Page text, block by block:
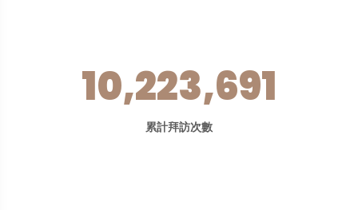
10,223,691
累計拜訪次數